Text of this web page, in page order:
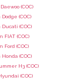
(COC)
(COC)
(COC)
(COC)
(COC)
(COC)
H3 (COC)
(COC)